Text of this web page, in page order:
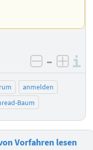
negativ
–
anmelden
Baum
Vorfahren lesen